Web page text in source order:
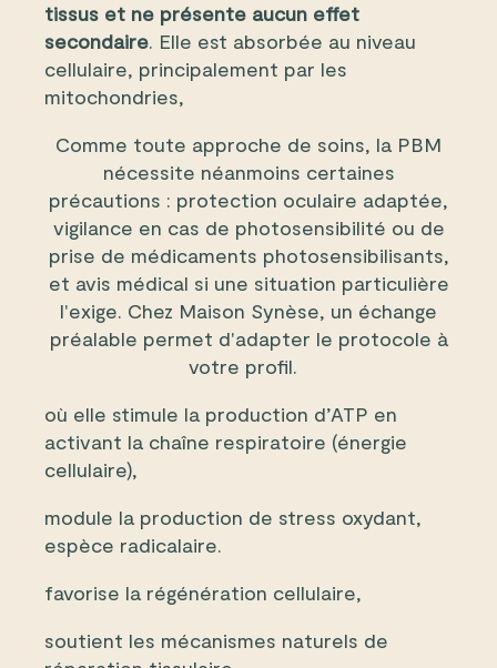
tissus et ne présente aucun effet
secondaire. Elle est absorbée au niveau
cellulaire, principalement par les
mitochondries,
Comme toute approche de soins, la PBM
nécessite néanmoins certaines
précautions : protection oculaire adaptée,
vigilance en cas de photosensibilité ou de
prise de médicaments photosensibilisants,
et avis médical si une situation particulière
l'exige. Chez Maison Synèse, un échange
préalable permet d'adapter le protocole à
votre profil.
où elle stimule la production d’ATP en
activant la chaîne respiratoire (énergie
cellulaire),
module la production de stress oxydant,
espèce radicalaire.
favorise la régénération cellulaire,
soutient les mécanismes naturels de